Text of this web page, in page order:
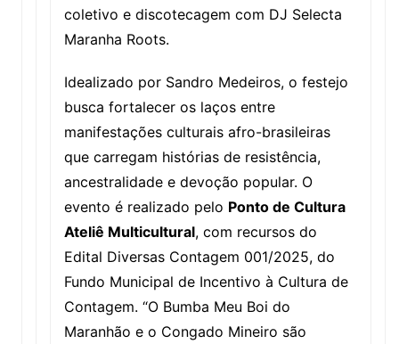
coletivo e discotecagem com DJ Selecta
Maranha Roots.
Idealizado por Sandro Medeiros, o festejo
busca fortalecer os laços entre
manifestações culturais afro-brasileiras
que carregam histórias de resistência,
ancestralidade e devoção popular. O
evento é realizado pelo Ponto de Cultura
Ateliê Multicultural, com recursos do
Edital Diversas Contagem 001/2025, do
Fundo Municipal de Incentivo à Cultura de
Contagem. “O Bumba Meu Boi do
Maranhão e o Congado Mineiro são